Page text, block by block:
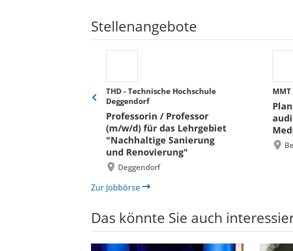
Stellenangebote
THD - Technische Hochschule
Deggendorf
Professorin / Professor
(m/w/d) für das Lehrgebiet
"Nachhaltige Sanierung
und Renovierung"
Deggendorf
Eine
Folie
zurück
Zur Jobbörse
Das könnte Sie auch